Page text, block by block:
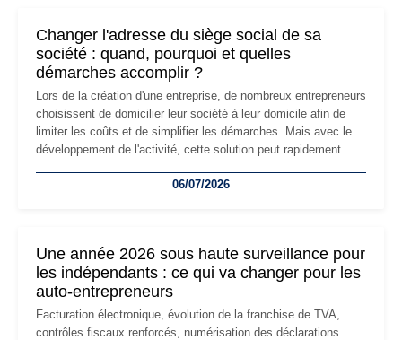
Changer l'adresse du siège social de sa
société : quand, pourquoi et quelles
démarches accomplir ?
Lors de la création d'une entreprise, de nombreux entrepreneurs
choisissent de domicilier leur société à leur domicile afin de
limiter les coûts et de simplifier les démarches. Mais avec le
développement de l'activité, cette solution peut rapidement
professionnels, recrutement, image de marque… Le
06/07/2026
Une année 2026 sous haute surveillance pour
les indépendants : ce qui va changer pour les
auto-entrepreneurs
Facturation électronique, évolution de la franchise de TVA,
contrôles fiscaux renforcés, numérisation des déclarations…